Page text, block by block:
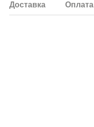
Доставка Оплата